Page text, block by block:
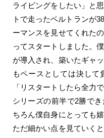
ライビングをしたい」と
トで走ったベルトランが
ーマンスを見せてくれた
ってスタートしました。
が導入され、築いたギャ
もペースとしては決して
「リスタートしたら全力
シリーズの前半で2勝で
ちろん僕自身にとっても
ただ細かい点を見ていく